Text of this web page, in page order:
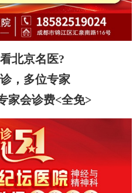
北京名医?
，多位专家
家会诊费<全免>